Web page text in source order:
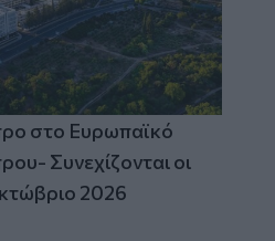
στο Ευρωπαϊκό
Συνεχίζονται οι
2026